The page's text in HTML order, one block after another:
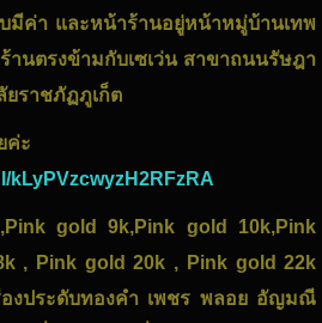
มีค่า และหน้าร้านอยู่หน้าหมู่บ้านเทพ
านตรงข้ามกับเซเว่น สาขาถนนรัษฎา
ราชภัฏภูเก็ต
ค่ะ
kLyPVzcwyzH2RFzRA
gold 9k,Pink gold 10k,Pink
, Pink gold 20k , Pink gold 22k
งประดับทองคำ เพชร พลอย อัญมณี